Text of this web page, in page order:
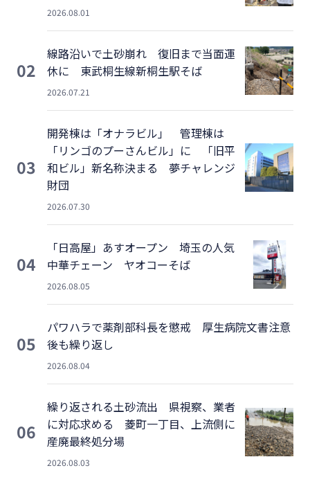
2026.08.01
02
線路沿いで土砂崩れ 復旧まで当面運
休に 東武桐生線新桐生駅そば
2026.07.21
03
開発棟は「オナラビル」 管理棟は
「リンゴのプーさんビル」に 「旧平
和ビル」新名称決まる 夢チャレンジ
財団
2026.07.30
04
「日高屋」あすオープン 埼玉の人気
中華チェーン ヤオコーそば
2026.08.05
05
パワハラで薬剤部科長を懲戒 厚生病院文書注意
後も繰り返し
2026.08.04
06
繰り返される土砂流出 県視察、業者
に対応求める 菱町一丁目、上流側に
産廃最終処分場
2026.08.03